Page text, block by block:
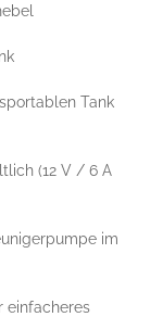
Tank
(12 V / 6 A
im
einfacheres